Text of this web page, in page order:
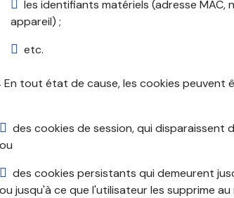
les identifiants matériels (adresse
appareil) ;
etc.
En tout état de cause, les cookies peuvent
des cookies de session, qui disparaissent
ou
des cookies persistants qui demeurent
ou jusqu'à ce que l'utilisateur les supprime